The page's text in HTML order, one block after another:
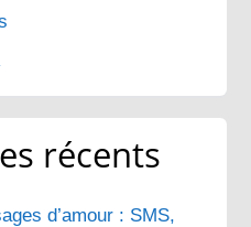
récents
d’amour : SMS,